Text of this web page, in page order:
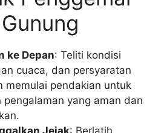
ke Depan: Teliti kondisi
cuaca, dan persyaratan
memulai pendakian untuk
pengalaman yang aman dan